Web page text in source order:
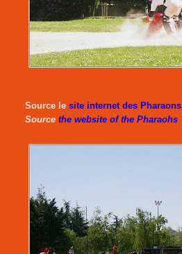
Source lesite internet des Pharaons
Sourcethe website of the Pharaohs